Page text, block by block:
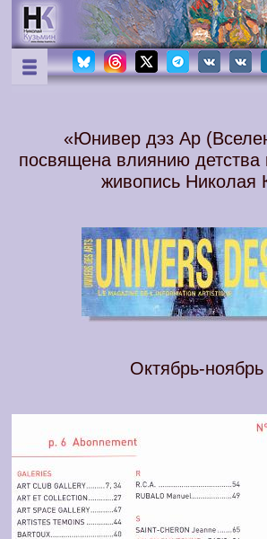
«Юнивер дэз Ар
посвящена влиянию детства
живопись Николая
Октябрь-ноябрь